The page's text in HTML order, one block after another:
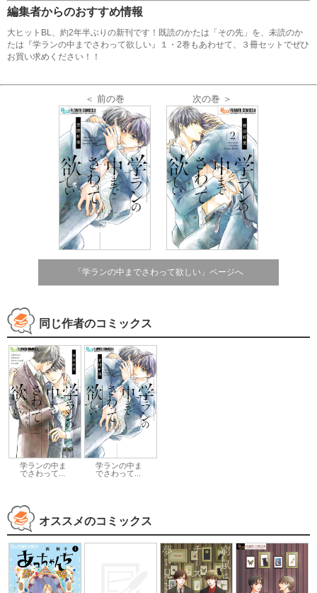
編集者からのおすすめ情報
大ヒットBL、約2年半ぶりの新刊です！既読のかたは「その先」を、未読のか
たは『学ランの中までさわって欲しい』１・2巻もあわせて、３冊セットでぜひ
お買い求めください！！
＜ 前の巻 次の巻 ＞
「学ランの中までさわって欲しい」ページへ
同じ作者のコミックス
学ランの中ま
でさわって...
学ランの中ま
でさわって...
オススメのコミックス